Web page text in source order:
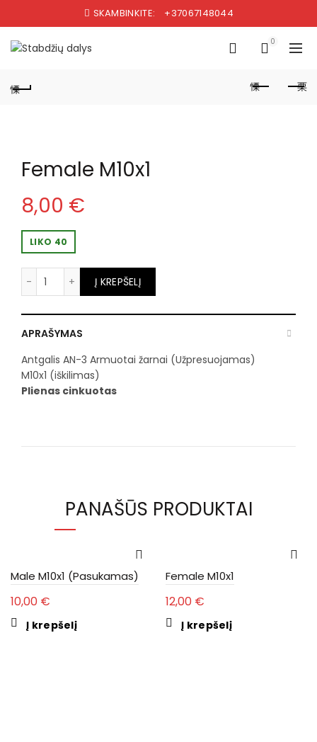
SKAMBINKITE: +37067148044
0
Female M10x1
8,00 €
LIKO 40
produkto kiekis: Female M10x1
Į KREPŠELĮ
APRAŠYMAS
Antgalis AN-3 Armuotai žarnai (Užpresuojamas)
M10x1 (iškilimas)
Plienas cinkuotas
PANAŠŪS PRODUKTAI
Male M10x1 (Pasukamas)
10,00 €
Į krepšelį
Female M10x1
12,00 €
Į krepšelį